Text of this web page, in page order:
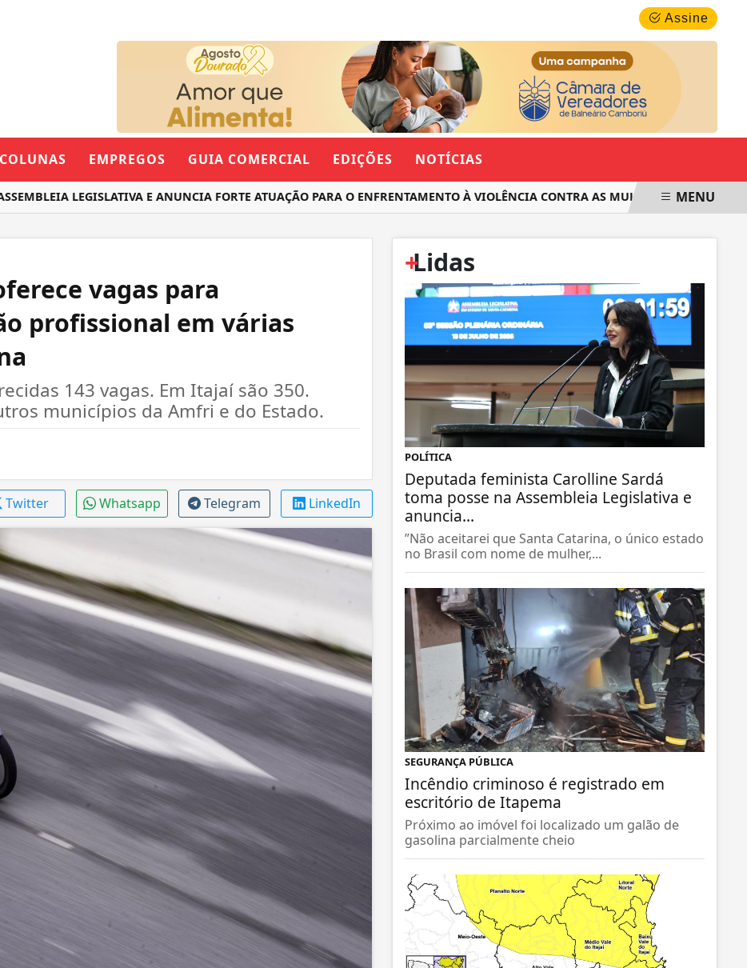
Assine
COLUNAS EMPREGOS GUIA COMERCIAL EDIÇÕES NOTÍCIAS
LEGISLATIVA E ANUNCIA FORTE ATUAÇÃO PARA O ENFRENTAMENTO À VIOLÊNCIA CONTRA AS MULHERES EM SANTA
MENU
vagas para
profissional em várias
143 vagas. Em Itajaí são 350.
municípios da Amfri e do Estado.
Twitter Whatsapp Telegram LinkedIn
+
Lidas
POLÍTICA
Deputada feminista Carolline Sardá
toma posse na Assembleia Legislativa e
anuncia...
”Não aceitarei que Santa Catarina, o único estado
no Brasil com nome de mulher,...
SEGURANÇA PÚBLICA
Incêndio criminoso é registrado em
escritório de Itapema
Próximo ao imóvel foi localizado um galão de
gasolina parcialmente cheio